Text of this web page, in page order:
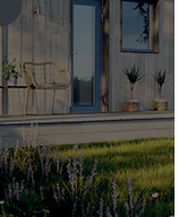
zł249.00
zł499.00